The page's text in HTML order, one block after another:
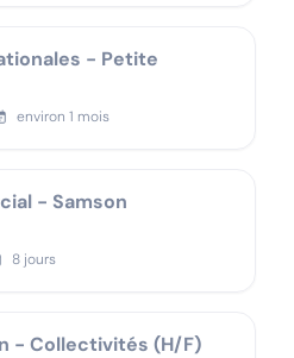
- Petite
environ 1 mois
- Samson
8 jours
- Collectivités (H/F)